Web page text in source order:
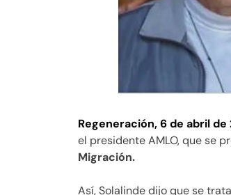
Regeneración, 6 de abril de
el presidente AMLO, que se
Migración.
Así, Solalinde dijo que se